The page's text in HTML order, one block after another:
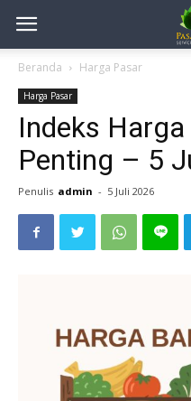
Beranda Harga Pasar
Harga Pasar
Indeks
Penting – 5
Penulis admin - 5 Juli 2026